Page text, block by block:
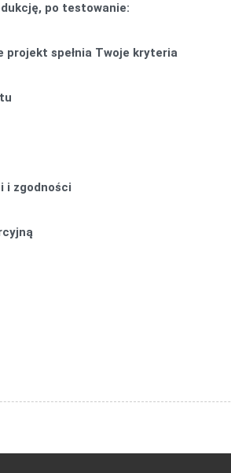
po testowanie:
projekt spełnia Twoje kryteria
i zgodności